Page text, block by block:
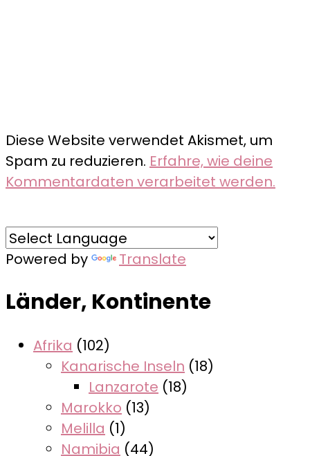
Diese Website verwendet Akismet, um
Spam zu reduzieren. Erfahre, wie deine
Kommentardaten verarbeitet werden.
Powered by Translate
Länder, Kontinente
Afrika (102)
Kanarische Inseln (18)
Lanzarote (18)
Marokko (13)
Melilla (1)
Namibia (44)